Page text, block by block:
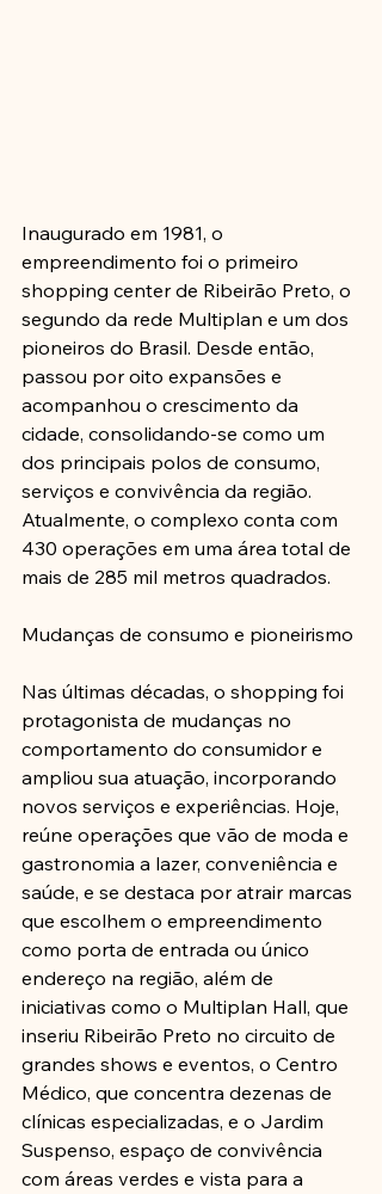
Inaugurado em 1981, o
empreendimento foi o primeiro
shopping center de Ribeirão Preto, o
segundo da rede Multiplan e um dos
pioneiros do Brasil. Desde então,
passou por oito expansões e
acompanhou o crescimento da
cidade, consolidando-se como um
dos principais polos de consumo,
serviços e convivência da região.
Atualmente, o complexo conta com
430 operações em uma área total de
mais de 285 mil metros quadrados.
Mudanças de consumo e pioneirismo
Nas últimas décadas, o shopping foi
protagonista de mudanças no
comportamento do consumidor e
ampliou sua atuação, incorporando
novos serviços e experiências. Hoje,
reúne operações que vão de moda e
gastronomia a lazer, conveniência e
saúde, e se destaca por atrair marcas
que escolhem o empreendimento
como porta de entrada ou único
endereço na região, além de
iniciativas como o Multiplan Hall, que
inseriu Ribeirão Preto no circuito de
grandes shows e eventos, o Centro
Médico, que concentra dezenas de
clínicas especializadas, e o Jardim
Suspenso, espaço de convivência
com áreas verdes e vista para a